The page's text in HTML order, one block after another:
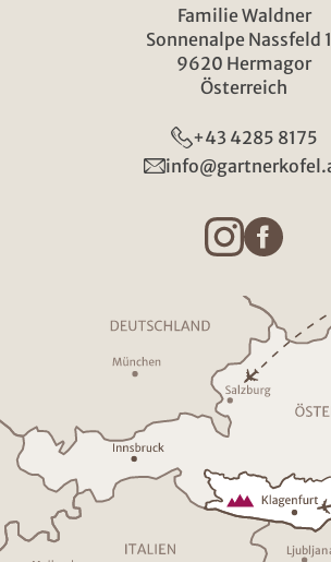
Familie Waldner
Sonnenalpe Nassfeld
9620 Hermagor
Österreich
+43 4285 8175
Ljubljan